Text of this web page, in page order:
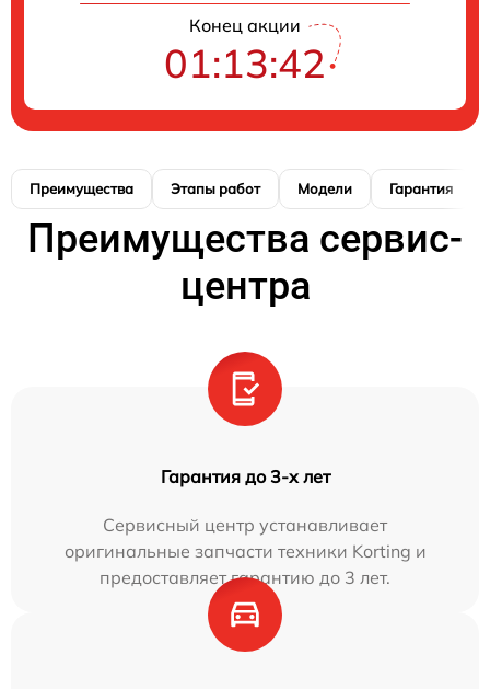
Конец акции
01:13:41
Преимущества Этапы работ Модели Гарантия
Преимущества сервис-
центра
Гарантия до 3-х лет
Сервисный центр устанавливает
оригинальные запчасти техники Korting и
предоставляет гарантию до 3 лет.